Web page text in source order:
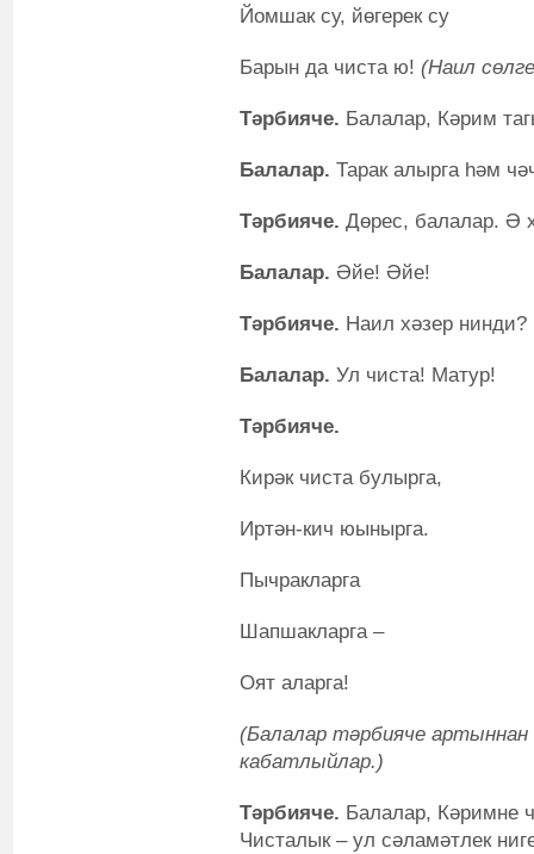
Йомшак су, йөгерек су
Барын да чиста ю! (Наил
Тәрбияче. Балалар, Кәрим
Балалар. Тарак алырга һәм
Тәрбияче. Дөрес, балалар. Ә
Балалар. Әйе! Әйе!
Тәрбияче. Наил хәзер нинди?
Балалар. Ул чиста! Матур!
Тәрбияче.
Кирәк чиста булырга,
Иртән-кич юынырга.
Пычракларга
Шапшакларга –
Оят аларга!
(Балалар тәрбияче
кабатлыйлар.)
Тәрбияче. Балалар, Кәримне
Чисталык – ул сәламәтлек